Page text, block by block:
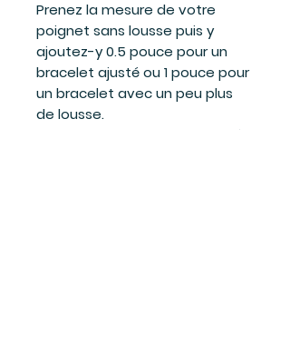
Prenez la mesure de votre
poignet sans lousse puis y
ajoutez-y 0.5 pouce pour un
bracelet ajusté ou 1 pouce pour
un bracelet avec un peu plus
de lousse.
Vous pouvez utiliser un ruban à